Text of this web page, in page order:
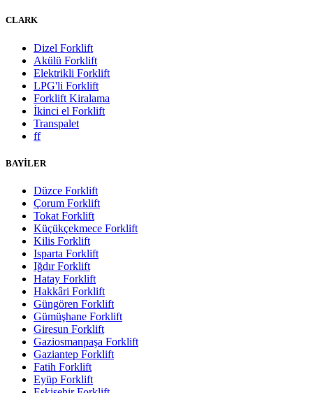
CLARK
Dizel Forklift
Akülü Forklift
Elektrikli Forklift
LPG'li Forklift
Forklift Kiralama
İkinci el Forklift
Transpalet
ff
BAYİLER
Düzce Forklift
Çorum Forklift
Tokat Forklift
Küçükçekmece Forklift
Kilis Forklift
Isparta Forklift
Iğdır Forklift
Hatay Forklift
Hakkâri Forklift
Güngören Forklift
Gümüşhane Forklift
Giresun Forklift
Gaziosmanpaşa Forklift
Gaziantep Forklift
Fatih Forklift
Eyüp Forklift